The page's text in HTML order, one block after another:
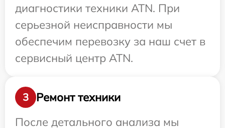
диагностики техники ATN. При
серьезной неисправности мы
обеспечим перевозку за наш счет в
сервисный центр ATN.
3
Ремонт техники
После детального анализа мы